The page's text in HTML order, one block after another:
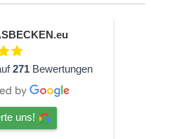
271 Bewertungen
uns!